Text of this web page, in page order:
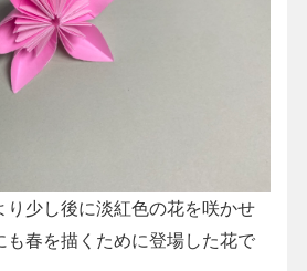
り少し後に淡紅色の花を咲かせ
も春を描くために登場した花で